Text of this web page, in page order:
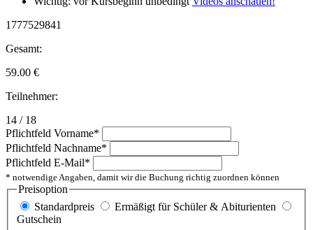
1777529841
Gesamt:
59.00 €
Teilnehmer:
14 / 18
Pflichtfeld Vorname*
Pflichtfeld Nachname*
Pflichtfeld E-Mail*
* notwendige Angaben, damit wir die Buchung richtig zuordnen können
Preisoption
Standardpreis
Ermäßigt für Schüler & Abiturienten
Gutschein